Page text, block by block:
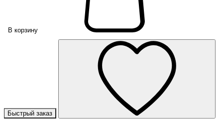
В корзину
Быстрый заказ